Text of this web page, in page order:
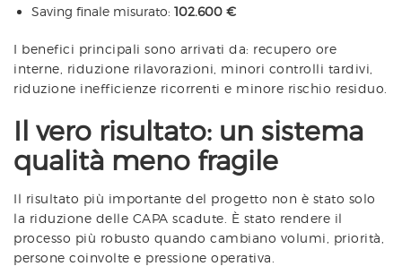
Saving finale misurato: 102.600 €
I benefici principali sono arrivati da: recupero ore
interne, riduzione rilavorazioni, minori controlli tardivi,
riduzione inefficienze ricorrenti e minore rischio residuo.
Il vero risultato: un sistema
qualità meno fragile
Il risultato più importante del progetto non è stato solo
la riduzione delle CAPA scadute. È stato rendere il
processo più robusto quando cambiano volumi, priorità,
persone coinvolte e pressione operativa.